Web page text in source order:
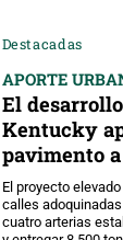
Destacadas
APORTE
El
Kentucky
pavimento
El proyecto
calles
cuatro arterias